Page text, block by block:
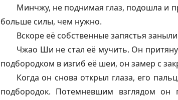
Минчжу, не поднимая глаз, подошла и
больше силы, чем нужно.
Вскоре её собственные запястья заныли
Чжао Ши не стал её мучить. Он
подбородком в изгиб её шеи, он замер с
Когда он снова открыл глаза, его
подбородок. Потемневшим взглядом он